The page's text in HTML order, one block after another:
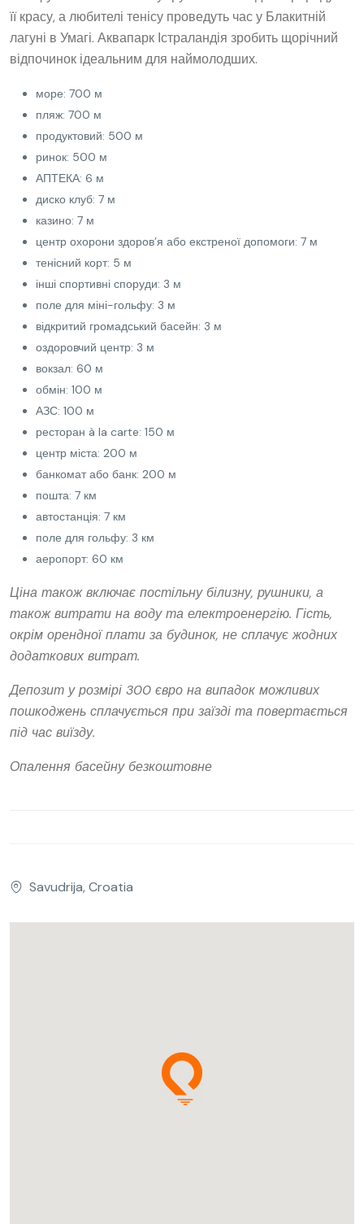
її красу, а любителі тенісу проведуть час у Блакитній
лагуні в Умагі. Аквапарк Істраландія зробить щорічний
відпочинок ідеальним для наймолодших.
море: 700 м
пляж: 700 м
продуктовий: 500 м
ринок: 500 м
АПТЕКА: 6 м
диско клуб: 7 м
казино: 7 м
центр охорони здоров’я або екстреної допомоги: 7 м
тенісний корт: 5 м
інші спортивні споруди: 3 м
поле для міні-гольфу: 3 м
відкритий громадський басейн: 3 м
оздоровчий центр: 3 м
вокзал: 60 м
обмін: 100 м
АЗС: 100 м
ресторан à la carte: 150 м
центр міста: 200 м
банкомат або банк: 200 м
пошта: 7 км
автостанція: 7 км
поле для гольфу: 3 км
аеропорт: 60 км
Ціна також включає постільну білизну, рушники, а
також витрати на воду та електроенергію. Гість,
окрім орендної плати за будинок, не сплачує жодних
додаткових витрат.
Депозит у розмірі 300 євро на випадок можливих
пошкоджень сплачується при заїзді та повертається
під час виїзду.
Опалення басейну безкоштовне
Savudrija, Croatia